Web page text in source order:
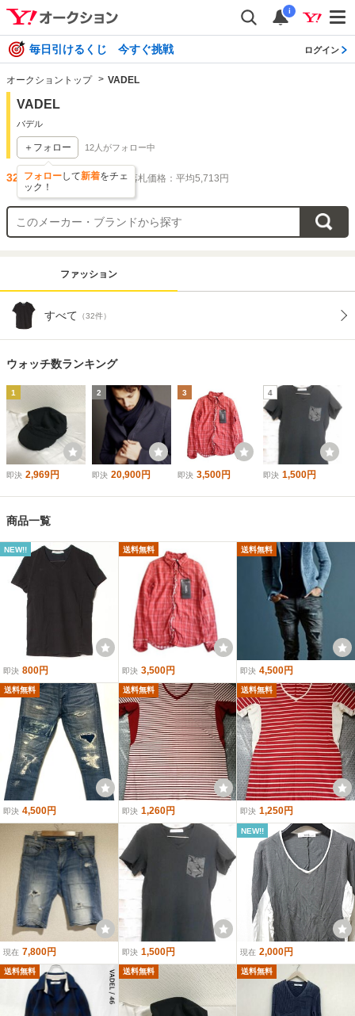
i
毎日引けるくじ 今すぐ挑戦 ログイン
オークショントップ VADEL
VADEL
バデル
＋フォロー
フォローして新着をチェ
ック！
12 人がフォロー中
32 件出品されています 落札価格：平均5,713円
ファッション
すべて （32件）
ウォッチ数ランキング
1
即決 2,969円
2
即決 20,900円
3
即決 3,500円
4
即決 1,500円
商品一覧
NEW!!
即決 800円
送料無料
即決 3,500円
送料無料
即決 4,500円
送料無料
即決 4,500円
送料無料
即決 1,260円
送料無料
即決 1,250円
現在 7,800円 即決 1,500円
NEW!!
現在 2,000円
送料無料 送料無料 送料無料